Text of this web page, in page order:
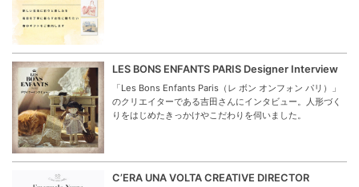
LES BONS ENFANTS PARIS Designer Interview
「Les Bons Enfants Paris（レ ボン オンフォン パリ）」
のクリエイターである吉田さんにインタビュー。人形づく
りをはじめたきっかけやこだわりを伺いました。
C’ERA UNA VOLTA CREATIVE DIRECTOR